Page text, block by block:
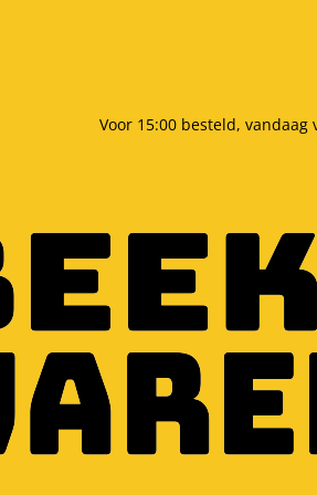
Voor 15:00 besteld, vandaag